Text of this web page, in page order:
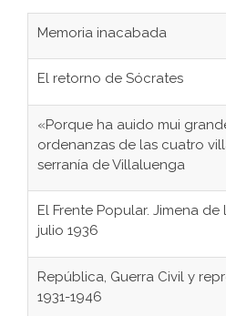
Memoria inacabada
El retorno de Sócrates
«Porque ha auido mui
ordenanzas de las cuatro
serranía de Villaluenga
El Frente Popular. Jimena
julio 1936
República, Guerra Civil y
1931-1946